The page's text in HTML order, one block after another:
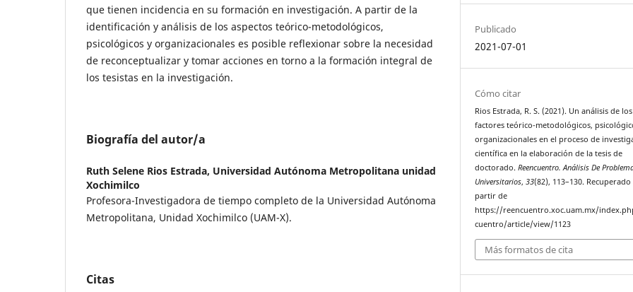
que tienen incidencia en su formación en investigación. A partir de la
identificación y análisis de los aspectos teórico-metodológicos,
psicológicos y organizacionales es posible reflexionar sobre la necesidad
de reconceptualizar y tomar acciones en torno a la formación integral de
los tesistas en la investigación.
Biografía del autor/a
Ruth Selene Rios Estrada, Universidad Autónoma Metropolitana unidad
Xochimilco
Profesora-Investigadora de tiempo completo de la Universidad Autónoma
Metropolitana, Unidad Xochimilco (UAM-X).
Citas
Publicado
2021-07-01
Cómo citar
Rios Estrada, R. S. (2021). Un análisis de los
factores teórico-metodológicos,
organizacionales en el proceso de
científica en la elaboración de la tesis de
doctorado.Reencuentro. Análisis De
Universitarios,33(82), 113–130. Recuperado
partir de
https://reencuentro.xoc.uam.mx/
cuentro/article/view/1123
Más formatos de cita